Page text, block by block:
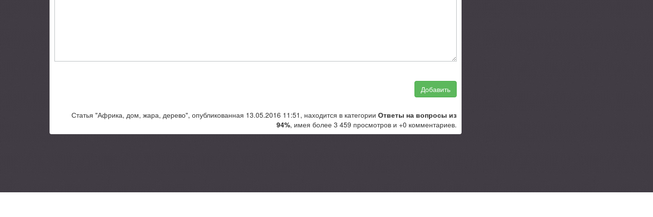
Добавить
Статья "Африка, дом, жара, дерево", опубликованная 13.05.2016 11:51, находится в категории Ответы на вопросы из
94%, имея более 3 459 просмотров и +0 комментариев.